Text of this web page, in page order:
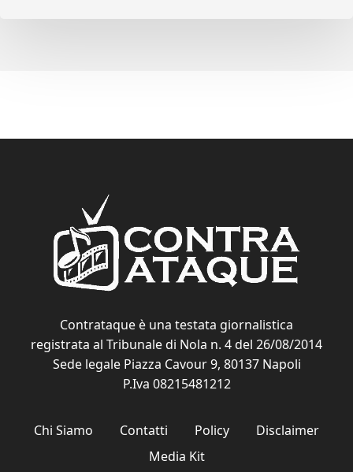
Contrataque è una testata giornalistica
registrata al Tribunale di Nola n. 4 del 26/08/2014
Sede legale Piazza Cavour 9, 80137 Napoli
P.Iva 08215481212
Chi Siamo Contatti Policy
Disclaimer
Media Kit